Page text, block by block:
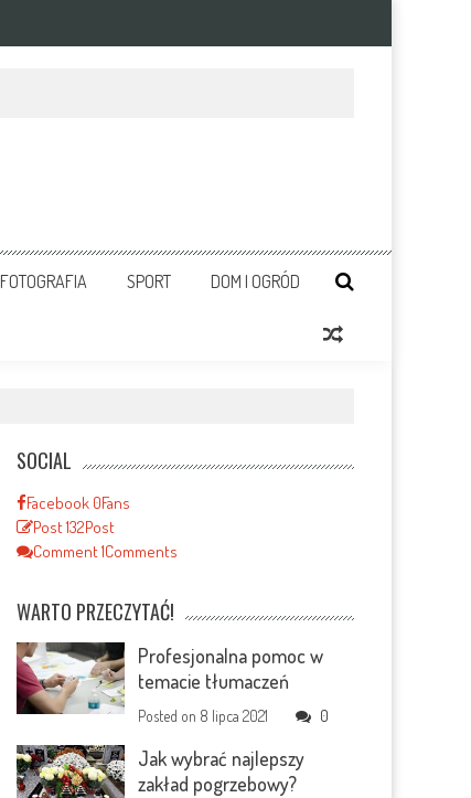
FOTOGRAFIA SPORT DOM I OGRÓD
SOCIAL
Facebook 0Fans
Post132Post
Comment1Comments
WARTO PRZECZYTAĆ!
Profesjonalna pomoc w
temacie tłumaczeń
Posted on 8 lipca 2021 0
Jak wybrać najlepszy
zakład pogrzebowy?